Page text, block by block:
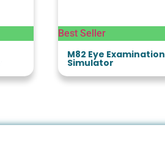
Best Seller
M82 Eye Examination
Simulator